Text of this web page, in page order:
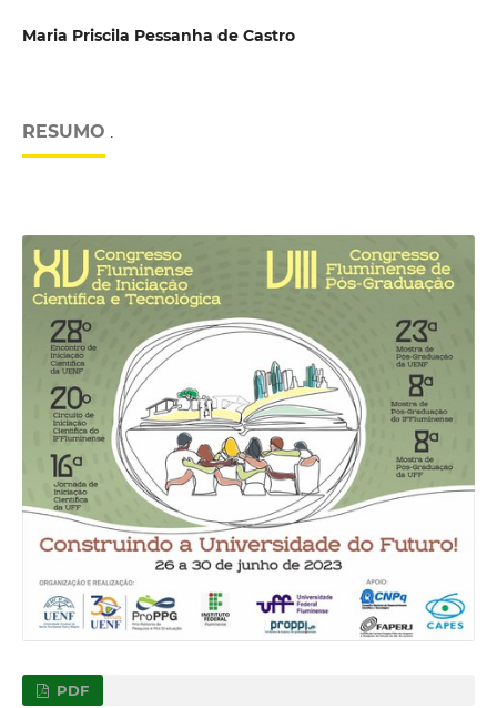
Maria Priscila Pessanha de Castro
RESUMO .
PDF